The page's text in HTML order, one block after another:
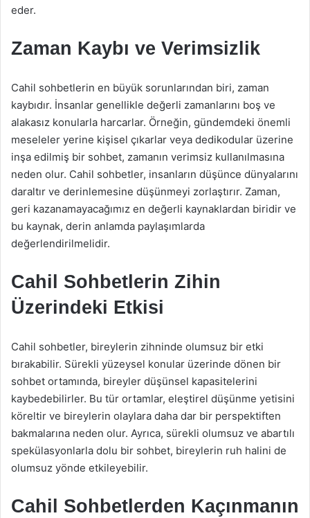
eder.
Zaman Kaybı ve Verimsizlik
Cahil sohbetlerin en büyük sorunlarından biri, zaman
kaybıdır. İnsanlar genellikle değerli zamanlarını boş ve
alakasız konularla harcarlar. Örneğin, gündemdeki önemli
meseleler yerine kişisel çıkarlar veya dedikodular üzerine
inşa edilmiş bir sohbet, zamanın verimsiz kullanılmasına
neden olur. Cahil sohbetler, insanların düşünce dünyalarını
daraltır ve derinlemesine düşünmeyi zorlaştırır. Zaman,
geri kazanamayacağımız en değerli kaynaklardan biridir ve
bu kaynak, derin anlamda paylaşımlarda
değerlendirilmelidir.
Cahil Sohbetlerin Zihin
Üzerindeki Etkisi
Cahil sohbetler, bireylerin zihninde olumsuz bir etki
bırakabilir. Sürekli yüzeysel konular üzerinde dönen bir
sohbet ortamında, bireyler düşünsel kapasitelerini
kaybedebilirler. Bu tür ortamlar, eleştirel düşünme yetisini
köreltir ve bireylerin olaylara daha dar bir perspektiften
bakmalarına neden olur. Ayrıca, sürekli olumsuz ve abartılı
spekülasyonlarla dolu bir sohbet, bireylerin ruh halini de
olumsuz yönde etkileyebilir.
Cahil Sohbetlerden Kaçınmanın